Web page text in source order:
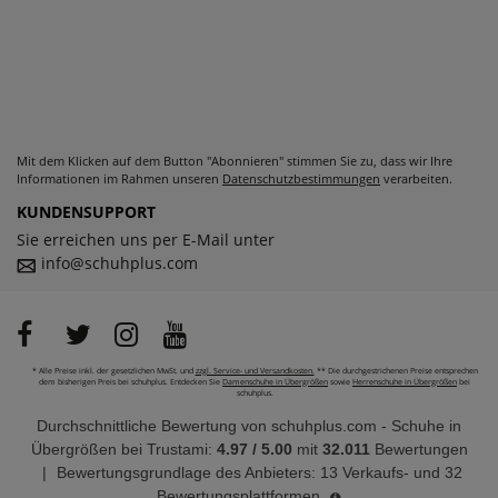
Mit dem Klicken auf dem Button "Abonnieren" stimmen Sie zu, dass wir Ihre
Informationen im Rahmen unseren Datenschutzbestimmungen verarbeiten.
KUNDENSUPPORT
Sie erreichen uns per E-Mail unter
info@schuhplus.com
* Alle Preise inkl. der gesetzlichen MwSt. und zzgl. Service- und Versandkosten. ** Die durchgestrichenen Preise entsprechen
dem bisherigen Preis bei schuhplus. Entdecken Sie Damenschuhe in Übergrößen sowie Herrenschuhe in Übergrößen bei
schuhplus.
Durchschnittliche Bewertung von schuhplus.com - Schuhe in
Übergrößen bei Trustami: 4.97 / 5.00 mit 32.011 Bewertungen
|
Bewertungsgrundlage des Anbieters: 13 Verkaufs- und 32